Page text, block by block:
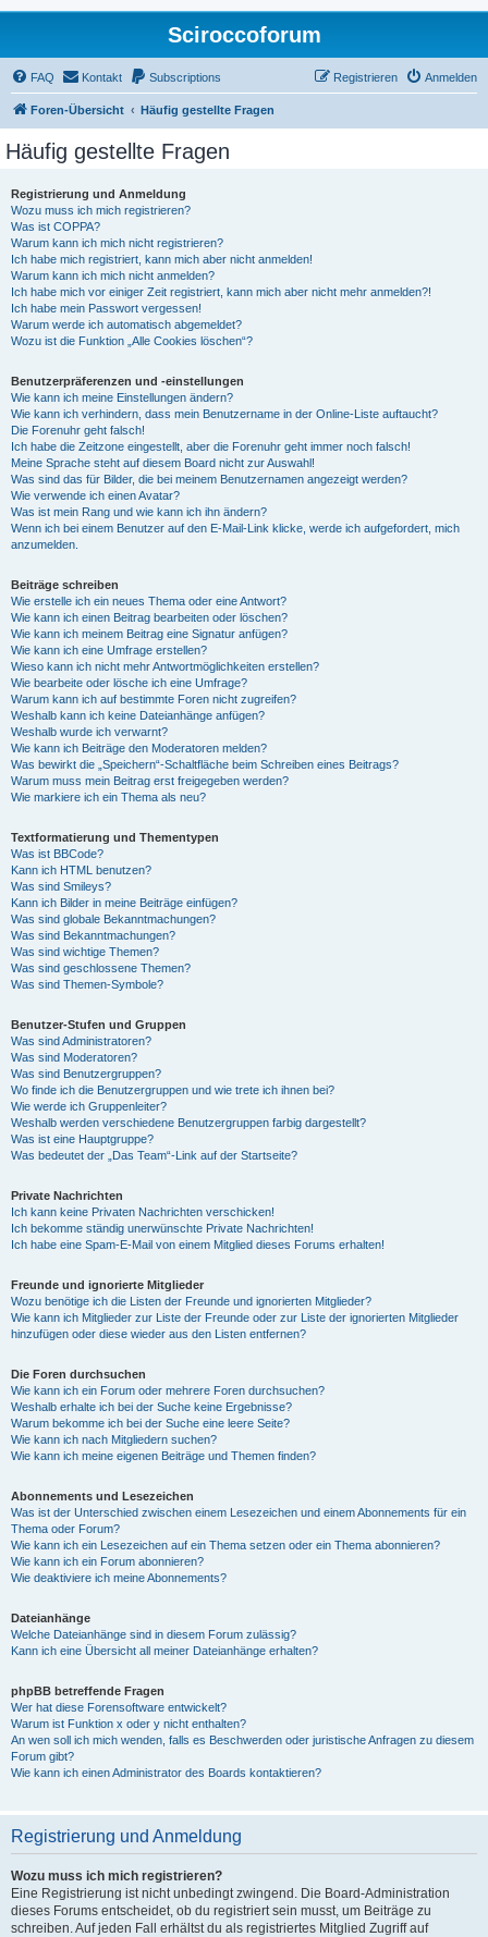
Sciroccoforum
FAQ Kontakt Subscriptions Anmelden
Registrieren
Foren-Übersicht Häufig gestellte Fragen
Häufig gestellte Fragen
Registrierung und Anmeldung
Wozu muss ich mich registrieren?
Was ist COPPA?
Warum kann ich mich nicht registrieren?
Ich habe mich registriert, kann mich aber nicht anmelden!
Warum kann ich mich nicht anmelden?
Ich habe mich vor einiger Zeit registriert, kann mich aber nicht mehr anmelden?!
Ich habe mein Passwort vergessen!
Warum werde ich automatisch abgemeldet?
Wozu ist die Funktion „Alle Cookies löschen“?
Benutzerpräferenzen und -einstellungen
Wie kann ich meine Einstellungen ändern?
Wie kann ich verhindern, dass mein Benutzername in der Online-Liste auftaucht?
Die Forenuhr geht falsch!
Ich habe die Zeitzone eingestellt, aber die Forenuhr geht immer noch falsch!
Meine Sprache steht auf diesem Board nicht zur Auswahl!
Was sind das für Bilder, die bei meinem Benutzernamen angezeigt werden?
Wie verwende ich einen Avatar?
Was ist mein Rang und wie kann ich ihn ändern?
Wenn ich bei einem Benutzer auf den E-Mail-Link klicke, werde ich aufgefordert, mich
anzumelden.
Beiträge schreiben
Wie erstelle ich ein neues Thema oder eine Antwort?
Wie kann ich einen Beitrag bearbeiten oder löschen?
Wie kann ich meinem Beitrag eine Signatur anfügen?
Wie kann ich eine Umfrage erstellen?
Wieso kann ich nicht mehr Antwortmöglichkeiten erstellen?
Wie bearbeite oder lösche ich eine Umfrage?
Warum kann ich auf bestimmte Foren nicht zugreifen?
Weshalb kann ich keine Dateianhänge anfügen?
Weshalb wurde ich verwarnt?
Wie kann ich Beiträge den Moderatoren melden?
Was bewirkt die „Speichern“-Schaltfläche beim Schreiben eines Beitrags?
Warum muss mein Beitrag erst freigegeben werden?
Wie markiere ich ein Thema als neu?
Textformatierung und Thementypen
Was ist BBCode?
Kann ich HTML benutzen?
Was sind Smileys?
Kann ich Bilder in meine Beiträge einfügen?
Was sind globale Bekanntmachungen?
Was sind Bekanntmachungen?
Was sind wichtige Themen?
Was sind geschlossene Themen?
Was sind Themen-Symbole?
Benutzer-Stufen und Gruppen
Was sind Administratoren?
Was sind Moderatoren?
Was sind Benutzergruppen?
Wo finde ich die Benutzergruppen und wie trete ich ihnen bei?
Wie werde ich Gruppenleiter?
Weshalb werden verschiedene Benutzergruppen farbig dargestellt?
Was ist eine Hauptgruppe?
Was bedeutet der „Das Team“-Link auf der Startseite?
Private Nachrichten
Ich kann keine Privaten Nachrichten verschicken!
Ich bekomme ständig unerwünschte Private Nachrichten!
Ich habe eine Spam-E-Mail von einem Mitglied dieses Forums erhalten!
Freunde und ignorierte Mitglieder
Wozu benötige ich die Listen der Freunde und ignorierten Mitglieder?
Wie kann ich Mitglieder zur Liste der Freunde oder zur Liste der ignorierten Mitglieder
hinzufügen oder diese wieder aus den Listen entfernen?
Die Foren durchsuchen
Wie kann ich ein Forum oder mehrere Foren durchsuchen?
Weshalb erhalte ich bei der Suche keine Ergebnisse?
Warum bekomme ich bei der Suche eine leere Seite?
Wie kann ich nach Mitgliedern suchen?
Wie kann ich meine eigenen Beiträge und Themen finden?
Abonnements und Lesezeichen
Was ist der Unterschied zwischen einem Lesezeichen und einem Abonnements für ein
Thema oder Forum?
Wie kann ich ein Lesezeichen auf ein Thema setzen oder ein Thema abonnieren?
Wie kann ich ein Forum abonnieren?
Wie deaktiviere ich meine Abonnements?
Dateianhänge
Welche Dateianhänge sind in diesem Forum zulässig?
Kann ich eine Übersicht all meiner Dateianhänge erhalten?
phpBB betreffende Fragen
Wer hat diese Forensoftware entwickelt?
Warum ist Funktion x oder y nicht enthalten?
An wen soll ich mich wenden, falls es Beschwerden oder juristische Anfragen zu diesem
Forum gibt?
Wie kann ich einen Administrator des Boards kontaktieren?
Registrierung und Anmeldung
Wozu muss ich mich registrieren?
Eine Registrierung ist nicht unbedingt zwingend. Die Board-Administration
dieses Forums entscheidet, ob du registriert sein musst, um Beiträge zu
schreiben. Auf jeden Fall erhältst du als registriertes Mitglied Zugriff auf